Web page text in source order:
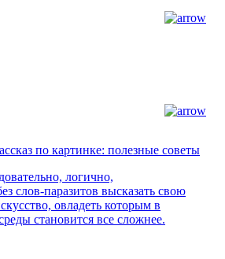
по картинке: полезные советы
логично,
слов-паразитов высказать свою
овладеть которым в
становится все сложнее.